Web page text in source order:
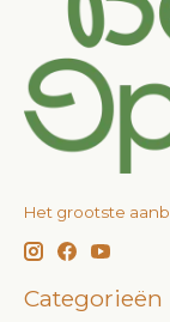
Het grootste
Categorieën